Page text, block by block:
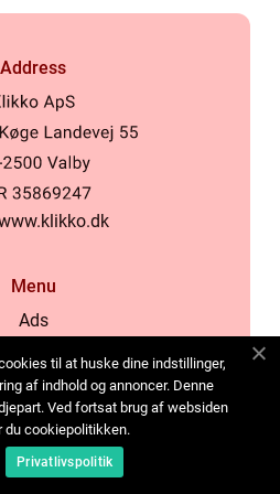
Address
Menu
Ads
Cookies
Contact
Sitemap
til at huske dine indstillinger,
af indhold og annoncer. Denne
Ved fortsat brug af websiden
du cookiepolitikken.
Privatlivspolitik